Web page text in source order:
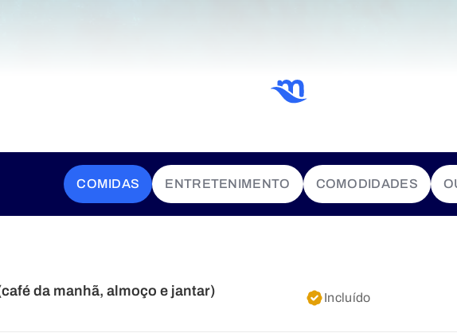
COMIDAS ENTRETENIMENTO COMODIDADES
da manhã, almoço e jantar) Incluído